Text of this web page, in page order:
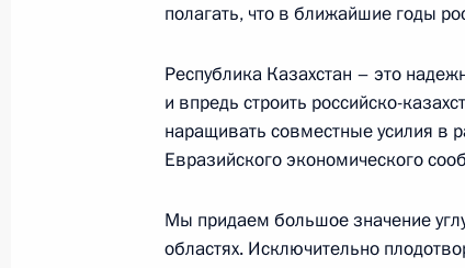
24 января 2004 года, суббота
Обращение к иерархам
Московского патриархата
24 января 2004 года, 16:51 Киев,
23 января 2004 года, пятница
полагать, что в ближайшие годы
Республика Казахстан – это
и впредь строить российско-
наращивать совместные усилия в
Евразийского экономического
Мы придаем большое значение
областях. Исключительно